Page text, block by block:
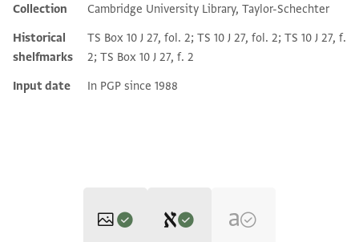
Additional metadata
Collection
Cambridge University Library, Taylor-Schechter
Historical
shelfmarks
TS Box 10 J 27, fol. 2; TS 10 J 27, fol. 2; TS 10 J 27, f.
2; TS Box 10 J 27, f. 2
Input date
In PGP since 1988